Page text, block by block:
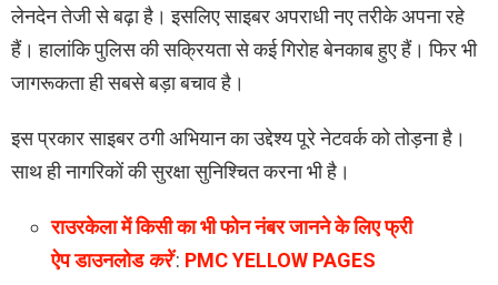
लेनदेन तेजी से बढ़ा है। इसलिए साइबर अपराधी नए तरीके अपना रहे
हैं। हालांकि पुलिस की सक्रियता से कई गिरोह बेनकाब हुए हैं। फिर भी
जागरूकता ही सबसे बड़ा बचाव है।
इस प्रकार साइबर ठगी अभियान का उद्देश्य पूरे नेटवर्क को तोड़ना है।
साथ ही नागरिकों की सुरक्षा सुनिश्चित करना भी है।
राउरकेलामें किसी का भी फोन नंबर जानने के लिए फ्री
ऐपडाउनलोडकरें: PMC YELLOW PAGES